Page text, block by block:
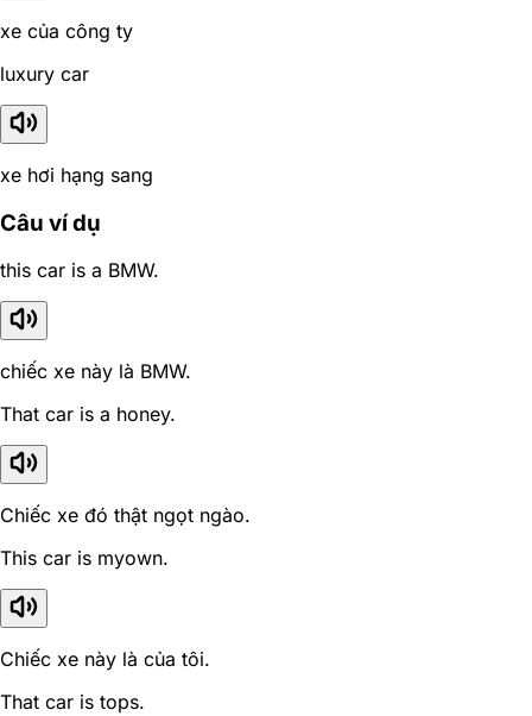
xe của công ty
luxury car
xe hơi hạng sang
Câu ví dụ
this car is a BMW.
chiếc xe này là BMW.
That car is a honey.
Chiếc xe đó thật ngọt ngào.
This car is myown.
Chiếc xe này là của tôi.
That car is tops.